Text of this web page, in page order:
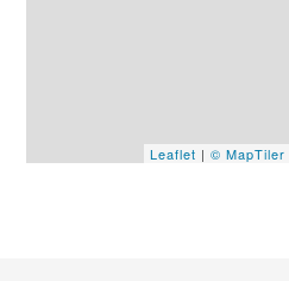
Leaflet | © MapTiler